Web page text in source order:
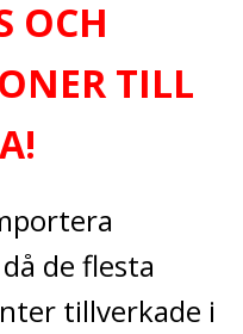
OCH
TILL
de flesta
tillverkade i